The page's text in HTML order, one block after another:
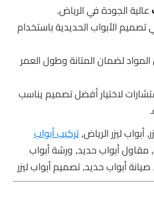
عالية الجودة في الرياض.
الأبواب الحديدية باستخدام
لضمان المتانة وطول العمر
لاختيار أفضل تصميم يناسب
أبواب ليزر الرياض,تركيب أبواب
مقاول أبواب حديد, ورشة أبواب
أبواب حديد, تصميم أبواب ليزر